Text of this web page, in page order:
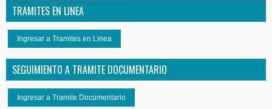
TRAMITES EN LINEA
Ingresar a Tramites en Linea
SEGUIMIENTO A TRAMITE DOCUMENTARIO
Ingresar a Tramite Documentario